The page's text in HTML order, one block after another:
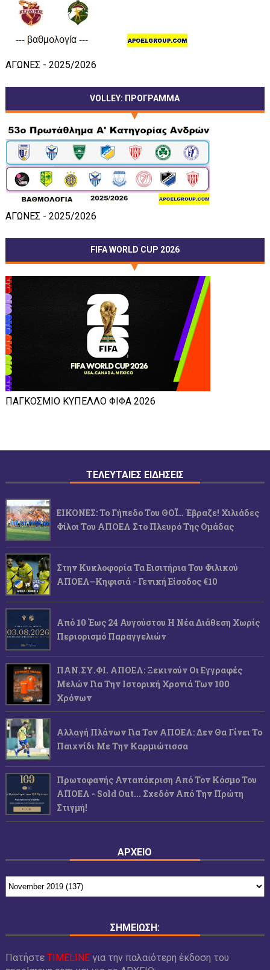
ΑΓΩΝΕΣ - 2025/2026
VOLLEY: ΠΡΟΓΡΑΜΜΑ
ΑΓΩΝΕΣ - 2025/2026
FIFA WORLD CUP 2026
ΠΑΓΚΟΣΜΙΟ ΚΥΠΕΛΛΟ ΦΙΦΑ 2026
ΤΕΛΕΥΤΑΙΕΣ ΕΙΔΗΣΕΙΣ
ΕΙΚΟΝΕΣ: Το Γήπεδο Του ΘΟΪ… Έβραζε! Χιλιάδες
Φίλοι Του ΑΠΟΕΛ Στο Πλευρό Της Ομάδας
Στην Κυκλοφορία Τα Εισιτήρια Του Φιλικού
ΑΠΟΕΛ–Κηφισιά - Γενική Είσοδος €10
Από 10 Έως 24 Αυγούστου Η Νέα Διάθεση Χωρίς
Περιορισμό Παραγγελιών
ΠΑΝ.ΣΥ.ΦΙ. ΑΠΟΕΛ: Ξεκινούν Οι Εγγραφές
Μελών Για Την Ιστορική Χρονιά Των 100
Χρόνων
Αλλαγή Πλάνων Για Τον ΑΠΟΕΛ: Δεν Θα Γίνει Το
Παιχνίδι Με Την Καρμιώτισσα
Πρωτοφανής Ανταπόκριση Από Τον Κόσμο Του
ΑΠΟΕΛ - Sold Out... Σχεδόν Από Την Πρώτη
Στιγμή!
ΑΡΧΕΙΟ
ΣΗΜΕΙΩΣΗ:
Πατήστε TIMELINEγια την παλαιότερη έκδοση του